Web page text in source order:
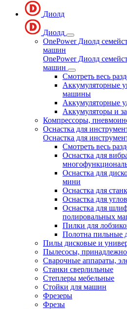
Диолд
Диолд
OnePower Диолд
машин
OnePower Диолд
машин
Смотреть весь
Аккумуляторные
машины
Аккумуляторные
Аккумуляторы и
Компрессоры,
Оснастка для
Оснастка для
Смотреть весь
Оснастка для
Оснастка для
мини
Оснастка для
Оснастка для
Оснастка для
полировальных
Пилки для
Полотна пильные
Пилы дисковые и
Пылесосы,
Сварочные аппараты,
Станки сверлильные
Степлеры мебельные
Стойки для машин
Фрезеры
Фрезы